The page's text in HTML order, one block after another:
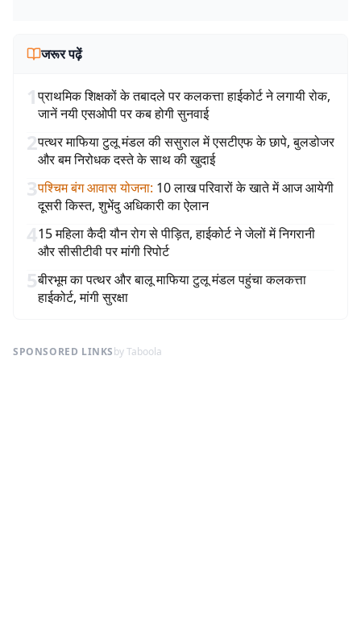
जरूर पढ़ें
1प्राथमिक शिक्षकों के तबादले पर कलकत्ता हाईकोर्ट ने लगायी रोक,
जानें नयी एसओपी पर कब होगी सुनवाई
2पत्थर माफिया टुलू मंडल की ससुराल में एसटीएफ के छापे, बुलडोजर
और बम निरोधक दस्ते के साथ की खुदाई
3पश्चिम बंग आवास योजना: 10 लाख परिवारों के खाते में आज आयेगी
दूसरी किस्त, शुभेंदु अधिकारी का ऐलान
415 महिला कैदी यौन रोग से पीड़ित, हाईकोर्ट ने जेलों में निगरानी
और सीसीटीवी पर मांगी रिपोर्ट
5बीरभूम का पत्थर और बालू माफिया टुलू मंडल पहुंचा कलकत्ता
हाईकोर्ट, मांगी सुरक्षा
SPONSORED LINKSby Taboola